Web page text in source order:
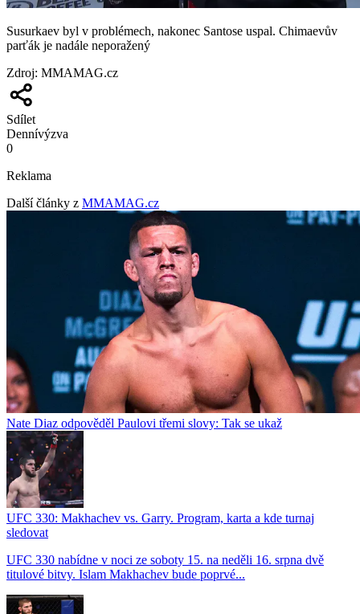
Susurkaev byl v problémech, nakonec Santose uspal. Chimaevův
parťák je nadále neporažený
Zdroj: MMAMAG.cz
Sdílet
Dennívýzva
0
Reklama
Další články z MMAMAG.cz
Nate Diaz odpověděl Paulovi třemi slovy: Tak se ukaž
UFC 330: Makhachev vs. Garry. Program, karta a kde turnaj
sledovat
UFC 330 nabídne v noci ze soboty 15. na neděli 16. srpna dvě
titulové bitvy. Islam Makhachev bude poprvé...